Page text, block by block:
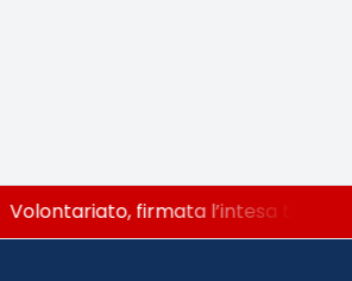
Volontariato, firmata l’intesa